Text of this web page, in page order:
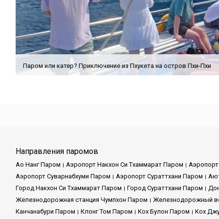
Паром или катер? Приключение из Пхукета на остров Пхи-Пхи
Направления паромов
Ао Нанг Паром Аэропорт Накхон Си Тхаммарат Паром
Аэропорт Суварнабхуми Паром
Аэропорт Сураттхани Паром
Город Накхон Си Тхаммарат Паром
Город Сураттхани Паром
Железнодорожная станция Чумпхон Паром
Железнодорожный
Канчанабури Паром
Клонг Том Паром Кох Булон Паром Кох